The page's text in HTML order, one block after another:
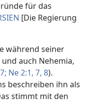
für das
[Die Regierung
während seiner
auch Nehemia,
Ne 2:1, 7, 8).
beschreiben ihn als
stimmt mit den